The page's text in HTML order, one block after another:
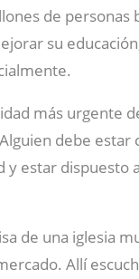
de personas
su
más urgente
debe estar
y estar dispuesto
de una iglesia
Allí